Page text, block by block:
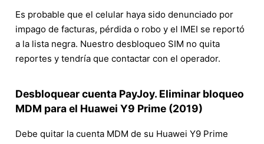
Es probable que el celular haya sido denunciado por
impago de facturas, pérdida o robo y el IMEI se reportó
a la lista negra. Nuestro desbloqueo SIM no quita
reportes y tendría que contactar con el operador.
Desbloquear cuenta PayJoy. Eliminar bloqueo
MDM para el Huawei Y9 Prime (2019)
Debe quitar la cuenta MDM de su Huawei Y9 Prime